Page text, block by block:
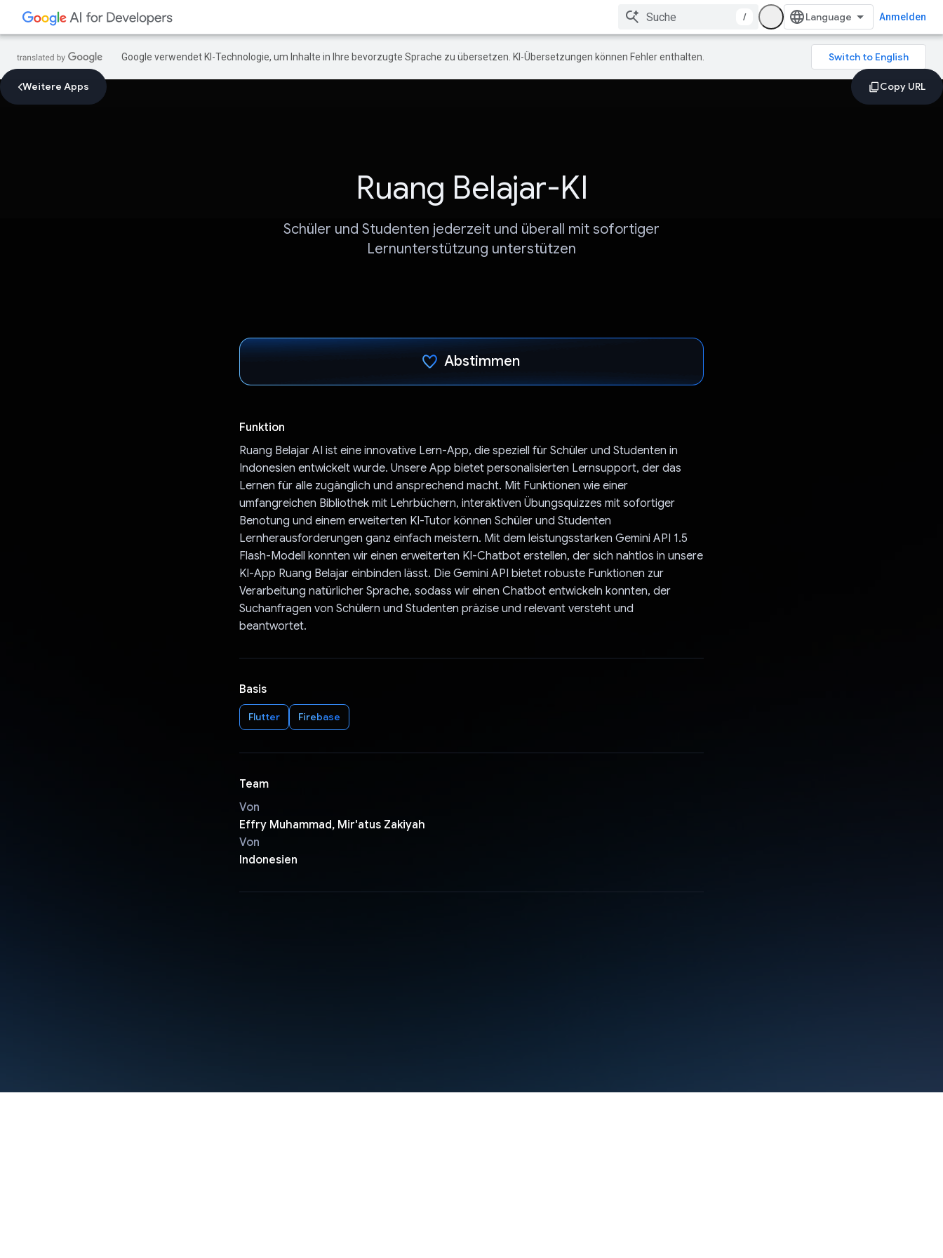
/ Anmelden
Google verwendet KI-Technologie, um Inhalte in Ihre bevorzugte Sprache zu übersetzen. KI-Übersetzungen können Fehler enthalten.
Weitere Apps
Ruang Belajar-KI
Schüler und Studenten jederzeit und überall mit sofortiger
Lernunterstützung unterstützen
Abstimmen
Funktion
Ruang Belajar AI ist eine innovative Lern-App, die speziell für Schüler und Studenten in
Indonesien entwickelt wurde. Unsere App bietet personalisierten Lernsupport, der das
Lernen für alle zugänglich und ansprechend macht. Mit Funktionen wie einer
umfangreichen Bibliothek mit Lehrbüchern, interaktiven Übungsquizzes mit sofortiger
Benotung und einem erweiterten KI-Tutor können Schüler und Studenten
Lernherausforderungen ganz einfach meistern. Mit dem leistungsstarken Gemini API 1.5
Flash-Modell konnten wir einen erweiterten KI-Chatbot erstellen, der sich nahtlos in unsere
KI-App Ruang Belajar einbinden lässt. Die Gemini API bietet robuste Funktionen zur
Verarbeitung natürlicher Sprache, sodass wir einen Chatbot entwickeln konnten, der
Suchanfragen von Schülern und Studenten präzise und relevant versteht und
beantwortet.
Basis
Flutter Firebase
Team
Von
Effry Muhammad, Mir'atus Zakiyah
Von
Indonesien